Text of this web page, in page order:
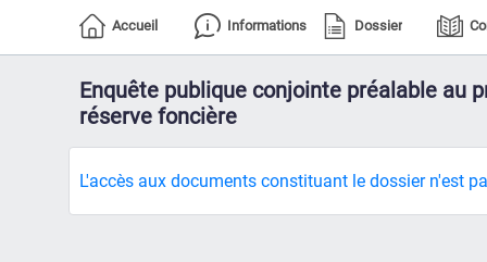
Accueil Informations Dossier
Enquête publique conjointe préalable au
réserve foncière
L'accès aux documents constituant le dossier n'est